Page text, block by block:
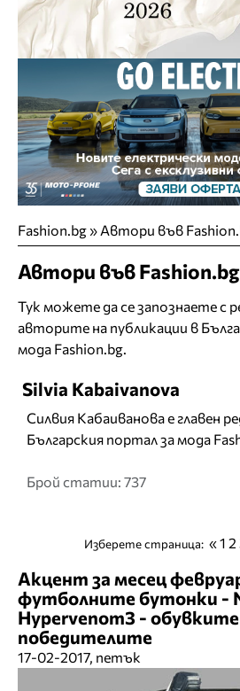
Fashion.bg» Автори във
Автори във Fashion.bg
Тук можете да се запознаете с
авторите на публикации в
мода Fashion.bg.
Silvia Kabaivanova
Силвия Кабаиванова е главен
Българския портал за мода
Брой статии: 737
Изберете страница: «1 2
Акцент за месец
футболните бутонки -
Hypervenom3 -
победителите
17-02-2017, петък